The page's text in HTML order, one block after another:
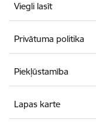
Viegli lasīt
Privātuma politika
Piekļūstamība
Lapas karte